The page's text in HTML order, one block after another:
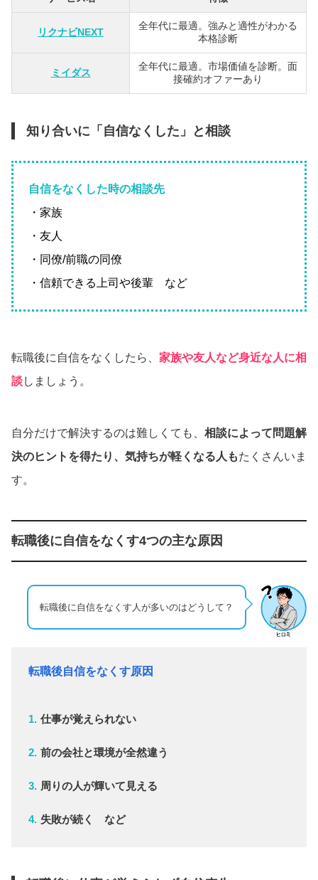
リクナビNEXT
全年代に最適。強みと適性がわかる
本格診断
ミイダス
全年代に最適。市場価値を診断。面
接確約オファーあり
知り合いに「自信なくした」と相談
自信をなくした時の相談先
・家族
・友人
・同僚/前職の同僚
・信頼できる上司や後輩 など
転職後に自信をなくしたら、 家族や友人など身近な人に相
談しましょう。
自分だけで解決するのは難しくても、 相談によって問題解
決のヒントを得たり、気持ちが軽くなる人もたくさんいま
す。
転職後に自信をなくす4つの主な原因
転職後に自信をなくす人が多いのはどうして？
転職後自信をなくす原因
仕事が覚えられない
前の会社と環境が全然違う
周りの人が輝いて見える
失敗が続く など